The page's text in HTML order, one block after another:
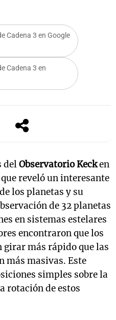
Cadena 3 en Google
Cadena 3 en
delObservatorio Kecken
reveló un interesante
los planetas y su
de 32 planetas
en sistemas estelares
encontraron que los
girar más rápido que las
más masivas. Este
simples sobre la
rotación de estos